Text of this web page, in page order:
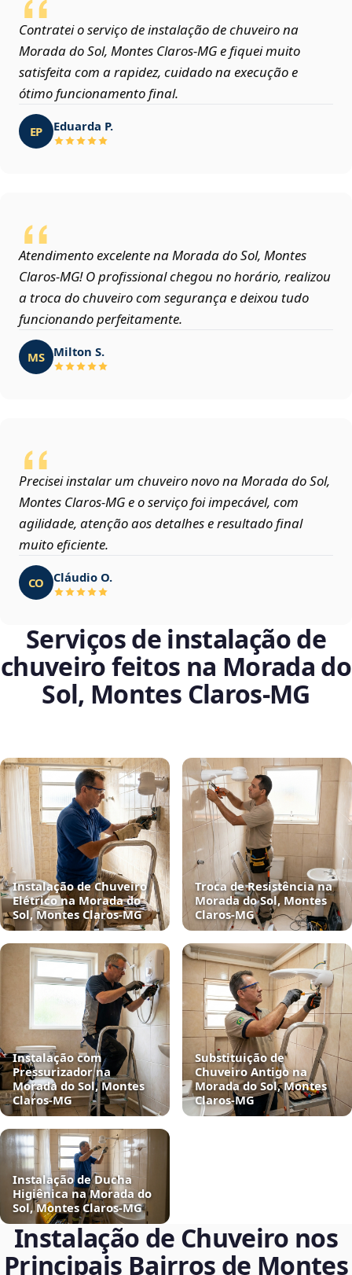
Contratei o serviço de instalação de chuveiro na
Morada do Sol, Montes Claros‑MG e fiquei muito
satisfeita com a rapidez, cuidado na execução e
ótimo funcionamento final.
EP Eduarda P.
Atendimento excelente na Morada do Sol, Montes
Claros‑MG! O profissional chegou no horário, realizou
a troca do chuveiro com segurança e deixou tudo
funcionando perfeitamente.
MS Milton S.
Precisei instalar um chuveiro novo na Morada do Sol,
Montes Claros‑MG e o serviço foi impecável, com
agilidade, atenção aos detalhes e resultado final
muito eficiente.
CO Cláudio O.
Serviços de instalação de
chuveiro feitos na Morada do
Sol, Montes Claros‑MG
Instalação de Chuveiro
Elétrico na Morada do
Sol, Montes Claros‑MG
Troca de Resistência na
Morada do Sol, Montes
Claros‑MG
Instalação com
Pressurizador na
Morada do Sol, Montes
Claros‑MG
Substituição de
Chuveiro Antigo na
Morada do Sol, Montes
Claros‑MG
Instalação de Ducha
Higiênica na Morada do
Sol, Montes Claros‑MG
Instalação de Chuveiro nos
Principais Bairros de Montes